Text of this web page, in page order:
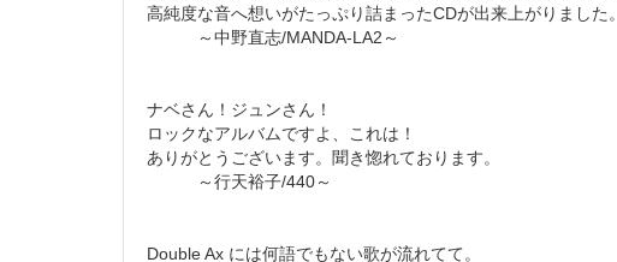
高純度な音へ想いがたっぷり詰まったCDが出来上がりました。
～中野直志/MANDA-LA2～
ナベさん！ジュンさん！
ロックなアルバムですよ、これは！
ありがとうございます。聞き惚れております。
～行天裕子/440～
Double Ax には何語でもない歌が流れてて。